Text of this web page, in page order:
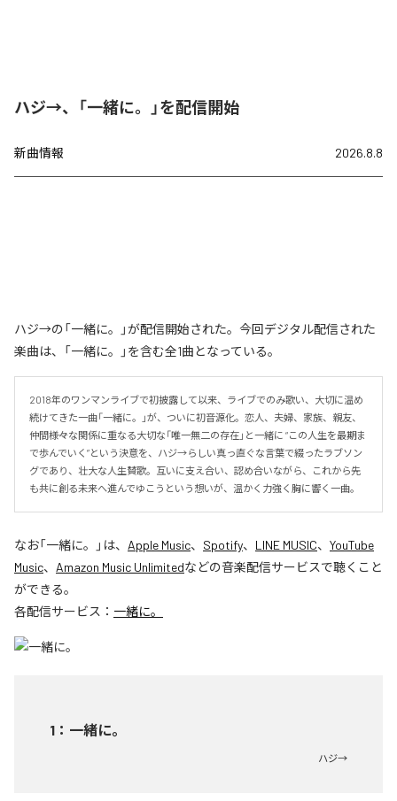
ハジ→、「一緒に。」を配信開始
新曲情報 2026.8.8
ハジ→の「一緒に。」が配信開始された。今回デジタル配信された
楽曲は、「一緒に。」を含む全1曲となっている。
2018年のワンマンライブで初披露して以来、ライブでのみ歌い、大切に温め
続けてきた一曲「一緒に。」が、ついに初音源化。恋人、夫婦、家族、親友、
仲間――様々な関係に重なる大切な「唯一無二の存在」と一緒に “この人生を最期ま
で歩んでいく”という決意を、ハジ→らしい真っ直ぐな言葉で綴ったラブソン
グであり、壮大な人生賛歌。互いに支え合い、認め合いながら、これから先
も共に創る未来へ進んでゆこうという想いが、温かく力強く胸に響く一曲。
なお「一緒に。 」は、 Apple Music、 Spotify、 LINE MUSIC、 YouTube
Music、 Amazon Music Unlimitedなどの音楽配信サービスで聴くこと
ができる。
各配信サービス： 一緒に。
1 ： 一緒に。
ハジ→